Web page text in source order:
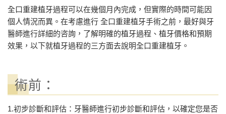
全口重建植牙過程可以在幾個月內完成，但實際的時間可能因
個人情況而異。在考慮進行 全口重建植牙手術之前，最好與牙
醫師進行詳細的咨詢，了解明確的植牙過程、植牙價格和預期
效果，以下就植牙過程的三方面去說明全口重建植牙。
術前：
1.初步診斷和評估：牙醫師進行初步診斷和評估，以確定您是否